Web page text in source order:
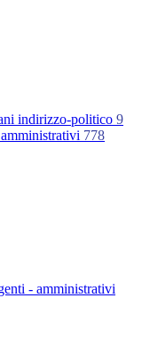
indirizzo-politico 9
778
- amministrativi